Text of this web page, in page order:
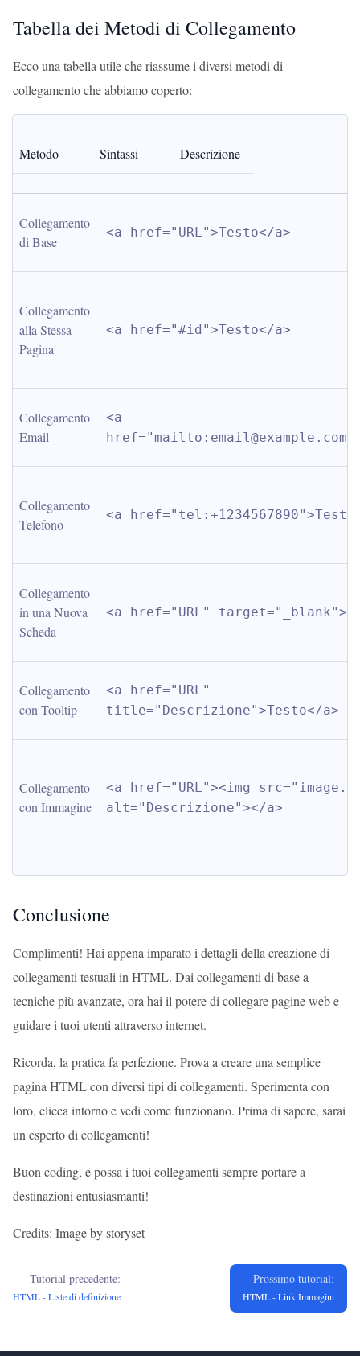
Tabella dei Metodi di Collegamento
Ecco una tabella utile che riassume i diversi metodi di
collegamento che abbiamo coperto:
Metodo Sintassi Descrizione
Collegamento
di Base
<a href="URL">Testo</a>
Collegamento
alla Stessa
Pagina
<a href="#id">Testo</a>
Collegamento
Email
<a
href="mailto: email@example.com
Collegamento
Telefono
<a
Collegamento
in una Nuova
Scheda
<a href="URL"
Collegamento
con Tooltip
<a href="URL"
title="Descrizione">Testo</a>
Collegamento
con Immagine
<a href="URL"><img
alt="Descrizione"></a>
Conclusione
Complimenti! Hai appena imparato i dettagli della creazione di
collegamenti testuali in HTML. Dai collegamenti di base a
tecniche più avanzate, ora hai il potere di collegare pagine web e
guidare i tuoi utenti attraverso internet.
Ricorda, la pratica fa perfezione. Prova a creare una semplice
pagina HTML con diversi tipi di collegamenti. Sperimenta con
loro, clicca intorno e vedi come funzionano. Prima di sapere, sarai
un esperto di collegamenti!
Buon coding, e possa i tuoi collegamenti sempre portare a
destinazioni entusiasmanti!
Credits: Image by storyset
Tutorial precedente:
HTML - Liste di definizione
Prossimo tutorial:
HTML - Link Immagini